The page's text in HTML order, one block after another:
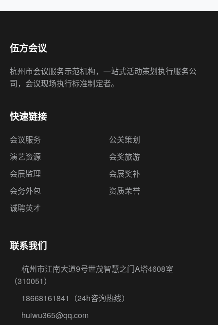
会议服务
公关策划
会展监理
会务外包
资质荣誉
诚聘英才
联系我们
18668161841
huiwu365@qq.com
留言反馈